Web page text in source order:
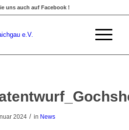
uns auch auf Facebook !
2024 / in News